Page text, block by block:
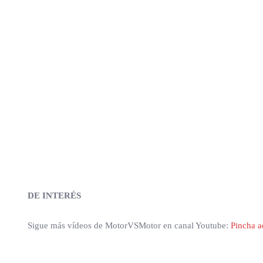
DE INTERÉS
Sigue más vídeos de MotorVSMotor en canal Youtube: Pincha